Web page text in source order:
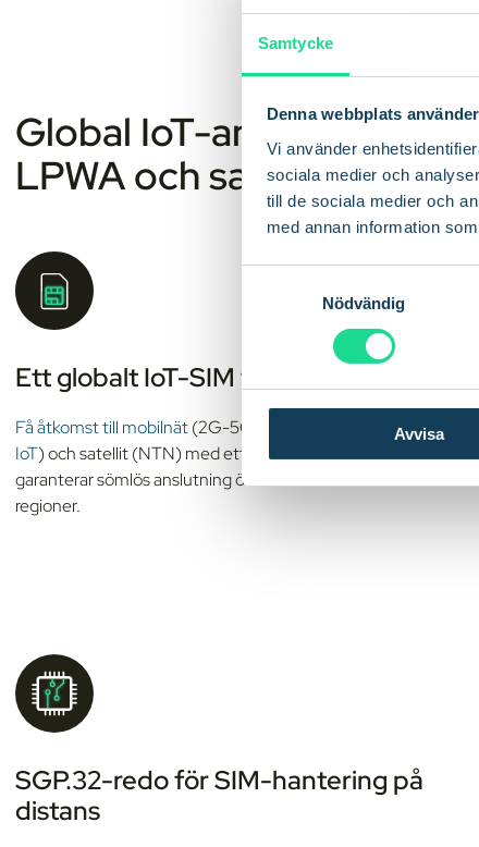
Samtycke
Denna webbplats
Vi använder
sociala medier och
till de sociala medier och
med annan information
y
k
s
Nödvändig
Avvisa
Global IoT-anslutning
LPWA och satellit
Ett globalt IoT-SIM för alla nätverk
Få åtkomst till mobilnät(2G-5G), LPWA
NB-
IoT) och satellit (NTN) med ett enda IoT-SIM - vilket
garanterar sömlös anslutning över alla tekniker och
regioner.
SGP.32-redo för SIM-hantering på
distans